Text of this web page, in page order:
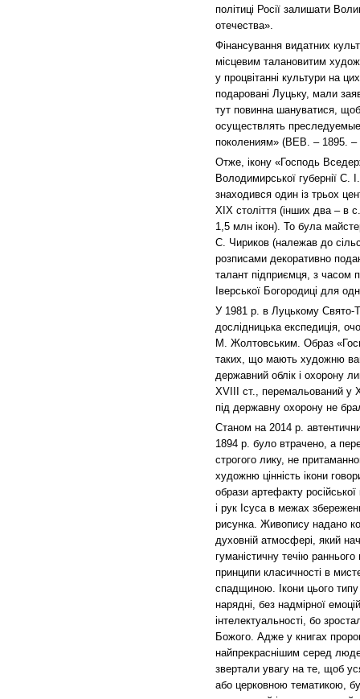
політиці Росії залишати
отечества».
Фінансування видатних
місцевим талановитим
у процвітанні культури на
подаровані Луцьку, мали
тут повинна шануватися,
осуществлять
поколениям» (ВЕВ. – 1895. –
Отже, ікону «Господь
Володимирської губернії С.
знаходився один із трьох
ХІХ століття (інших два – в
1,5 млн ікон). То була
С. Чириков (належав до
розписами декоративно
талант підприємця, з часом
Іверської Богородиці для
У 1981 р. в Луцькому Свято-
дослідницька експедиція,
М. Жолтовським. Образ
таких, що мають художню
державний облік і охорону
XVIII ст., перемальований у
під державну охорону не
Станом на 2014 р.
1894 р. було втрачено, а
строгого лику, не
художню цінність ікони
образи артефакту
і рук Ісуса в межах
рисунка. Живопису надано
духовній атмосфері, який
гуманістичну течію раннього
принципи класичності в
спадщиною. Ікони цього типу
нарядні, без надмірної
інтелектуальності, бо
Божого. Адже у книгах
найпрекраснішим серед
звертали увагу на те, щоб
або церковною тематикою,